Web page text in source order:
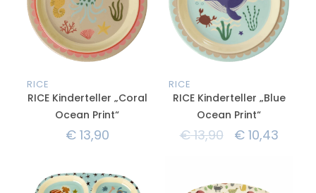
RICE
RICE Kinderteller „Coral
Ocean Print“
€13,90
RICE
RICE Kinderteller „Blue
Ocean Print“
€13,90 €10,43